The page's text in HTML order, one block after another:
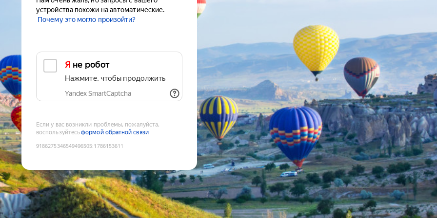
устройства похожи на автоматические.
Почему это могло произойти?
Я не робот
Нажмите, чтобы продолжить
Yandex SmartCaptcha
Если у вас возникли проблемы, пожалуйста,
воспользуйтесьформой обратной связи
9186275346549496505:1786153611